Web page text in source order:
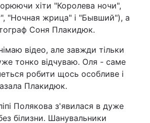
хіти "Королева ночи",
"Ночная жрица" і "Бывший"), а
Соня Плакидюк.
відео, але завжди тільки
тонко відчуваю. Оля - саме
робити щось особливе і
Плакидюк.
Полякова з'явилася в дуже
білизни. Шанувальники